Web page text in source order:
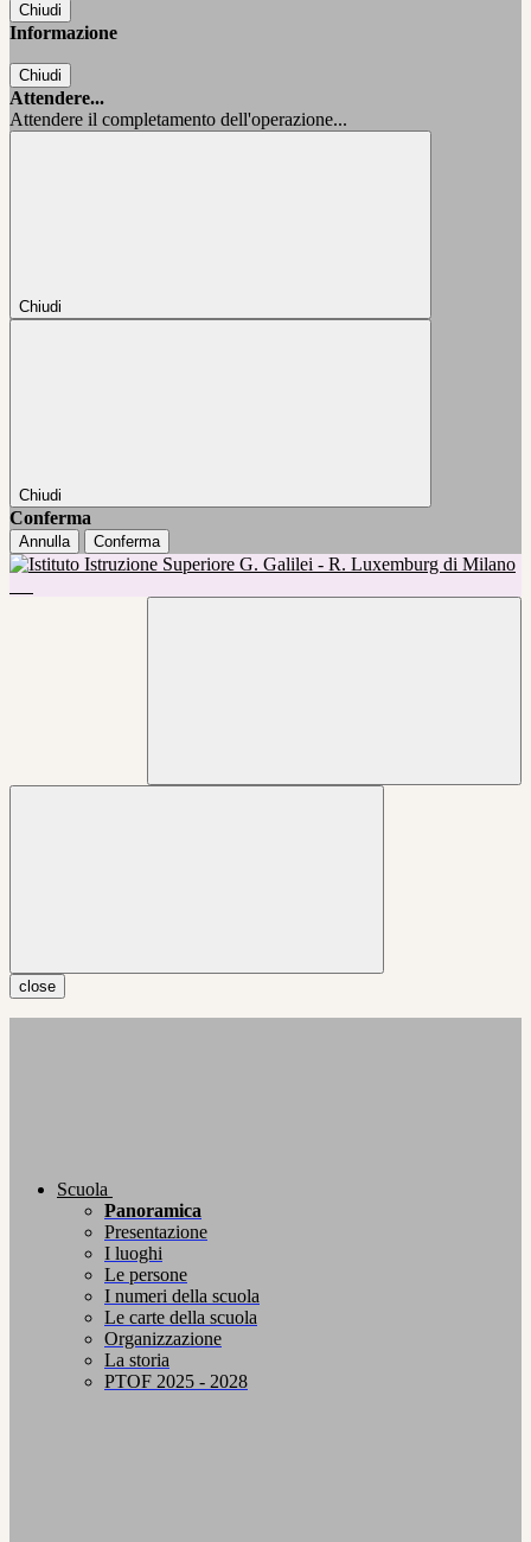
Chiudi
Informazione
Chiudi
Attendere...
Attendere il completamento dell'operazione...
Chiudi
Chiudi
Conferma
Annulla Conferma
close
Scuola
Panoramica
Presentazione
I luoghi
Le persone
I numeri della scuola
Le carte della scuola
Organizzazione
La storia
PTOF 2025 - 2028